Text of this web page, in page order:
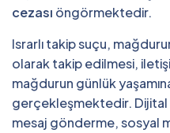
cezası öngörmektedir.
Israrlı takip suçu,
olarak takip edilmesi,
mağdurun günlük
gerçekleşmektedir.
mesaj gönderme, sosyal